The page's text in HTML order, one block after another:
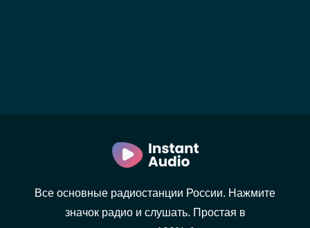
Все основные радиостанции России. Нажмите
значок радио и слушать. Простая в